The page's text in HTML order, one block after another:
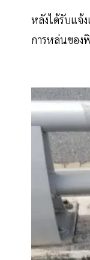
หลังได้รับแจ้
การหล่นของ